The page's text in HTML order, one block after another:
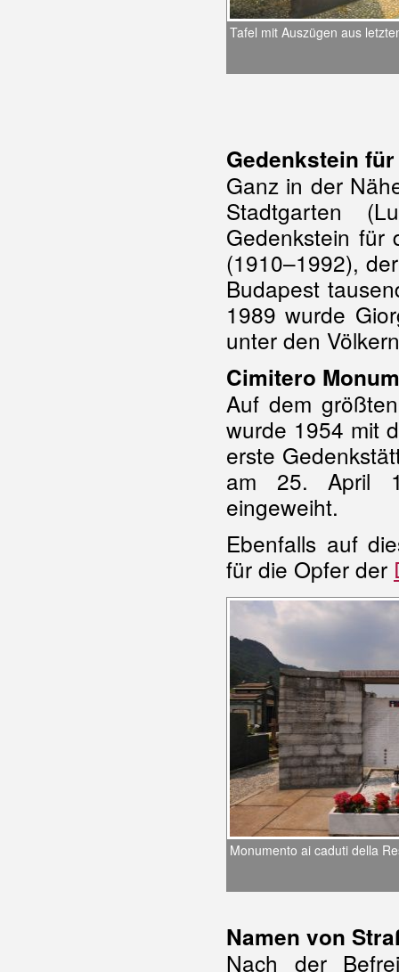
Tafel mit Auszügen aus
Gedenkstein
Ganz in der
Stadtgarten
Gedenkstein
(1910–1992),
Budapest
1989 wurde
unter den
Cimitero
Auf dem
wurde 1954 mit
erste
am 25. April
eingeweiht.
Ebenfalls auf
für die Opfer der
Monumento ai caduti della
Namen von
Nach der